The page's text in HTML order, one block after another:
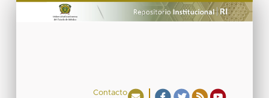
Contacto